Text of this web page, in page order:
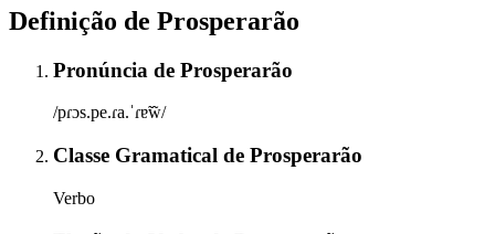
Definição de Prosperarão
Pronúncia de Prosperarão
/pɾɔs.pe.ɾa.ˈɾɐ̃w̃/
Classe Gramatical de Prosperarão
Verbo